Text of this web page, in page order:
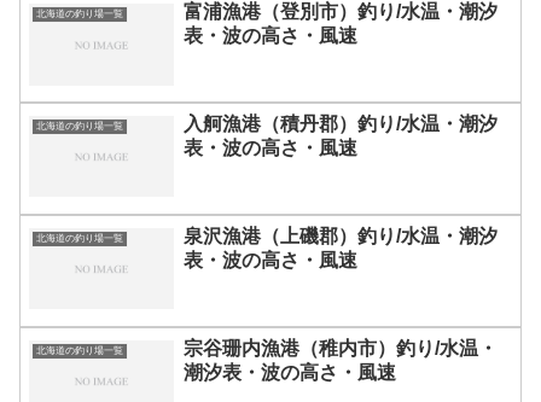
北海道の釣り場一覧
富浦漁港（登別市）釣り/水温・潮汐
表・波の高さ・風速
北海道の釣り場一覧
入舸漁港（積丹郡）釣り/水温・潮汐
表・波の高さ・風速
北海道の釣り場一覧
泉沢漁港（上磯郡）釣り/水温・潮汐
表・波の高さ・風速
北海道の釣り場一覧
宗谷珊内漁港（稚内市）釣り/水温・
潮汐表・波の高さ・風速